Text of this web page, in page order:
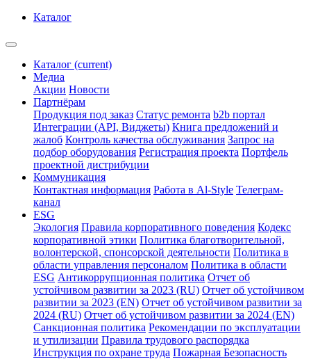
Каталог
Каталог (current)
Медиа
Акции Новости
Партнёрам
Продукция под заказ Статус ремонта b2b портал
Интеграции (API, Виджеты) Книга предложений и
жалоб Контроль качества обслуживания Запрос на
подбор оборудования Регистрация проекта Портфель
проектной дистрибуции
Коммуникация
Контактная информация Работа в Al-Style Телеграм-
канал
ESG
Экология Правила корпоративного поведения Кодекс
корпоративной этики Политика благотворительной,
волонтерской, спонсорской деятельности Политика в
области управления персоналом Политика в области
ESG Антикоррупционная политика Отчет об
устойчивом развитии за 2023 (RU) Отчет об устойчивом
развитии за 2023 (EN) Отчет об устойчивом развитии за
2024 (RU) Отчет об устойчивом развитии за 2024 (EN)
Санкционная политика Рекомендации по эксплуатации
и утилизации Правила трудового распорядка
Инструкция по охране труда Пожарная Безопасность